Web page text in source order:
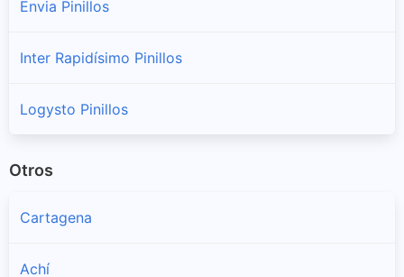
Envia Pinillos
Inter Rapidísimo Pinillos
Logysto Pinillos
Otros
Cartagena
Achí